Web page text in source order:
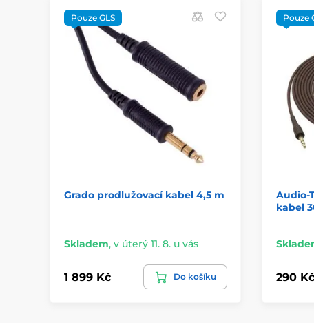
Pouze GLS
Grado prodlužovací kabel 4,5 m
Skladem, v úterý 11. 8. u vás
1 899 Kč Do košíku
Pouze
Audio-
kabel
290 Kč